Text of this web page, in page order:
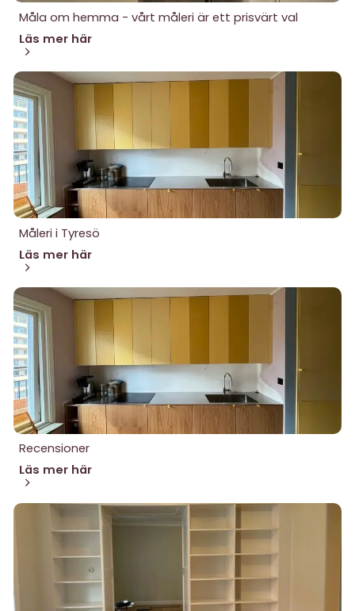
Måla om hemma - vårt måleri är ett prisvärt val
Läs mer här
Måleri i Tyresö
Läs mer här
Recensioner
Läs mer här